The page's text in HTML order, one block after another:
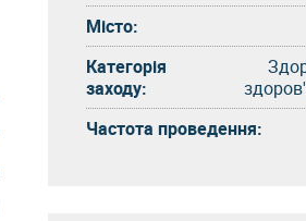
Місто:
Категорія
заходу:
Частота проведення: